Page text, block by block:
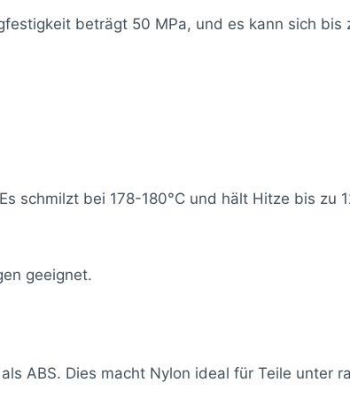
beträgt 50 MPa, und es kann sich bis
schmilzt bei 178-180°C und hält Hitze bis zu
geeignet.
ABS. Dies macht Nylon ideal für Teile unter